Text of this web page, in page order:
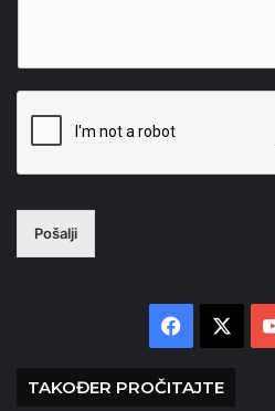
Pošalji
Facebook
TAKOĐER PROČITAJTE